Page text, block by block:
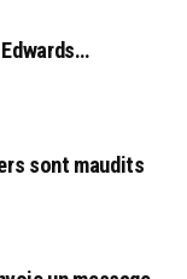
Edwards…
sont maudits